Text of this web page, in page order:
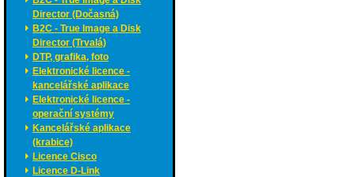
Director (Dočasná)
B2C - True Image a Disk
Director (Trvalá)
DTP, grafika, foto
Elektronické licence -
kancelářské aplikace
Elektronické licence -
operační systémy
Kancelářské aplikace
(krabice)
Licence Cisco
Licence D-Link